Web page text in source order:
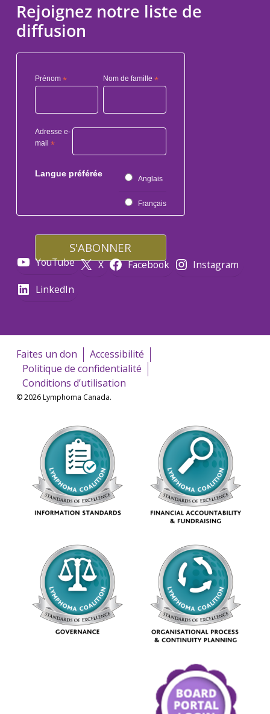
Rejoignez notre liste de
diffusion
Prénom * Nom de famille*
Adresse e-
mail *
Langue préférée
Anglais
Français
YouTube X Facebook
Instagram
LinkedIn
Faites un don
Accessibilité
Politique de confidentialité
Conditions d’utilisation
© 2026 Lymphoma Canada.